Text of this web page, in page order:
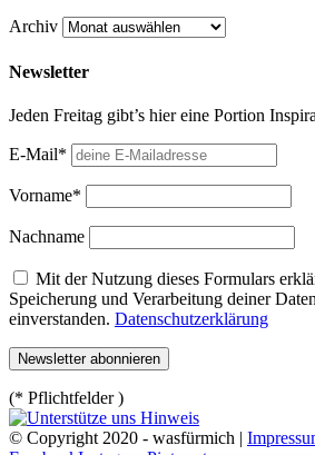
Archiv
Newsletter
Jeden Freitag gibt’s hier eine Portion
E-Mail*
Vorname*
Nachname
Mit der Nutzung dieses Formulars
Speicherung und Verarbeitung deiner
einverstanden. Datenschutzerklärung
(* Pflichtfelder )
© Copyright 2020 - wasfürmich |